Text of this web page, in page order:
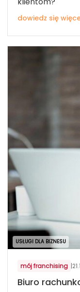
dowiedz się
USŁUGI DLA BIZNESU
mój franchising |
Biuro